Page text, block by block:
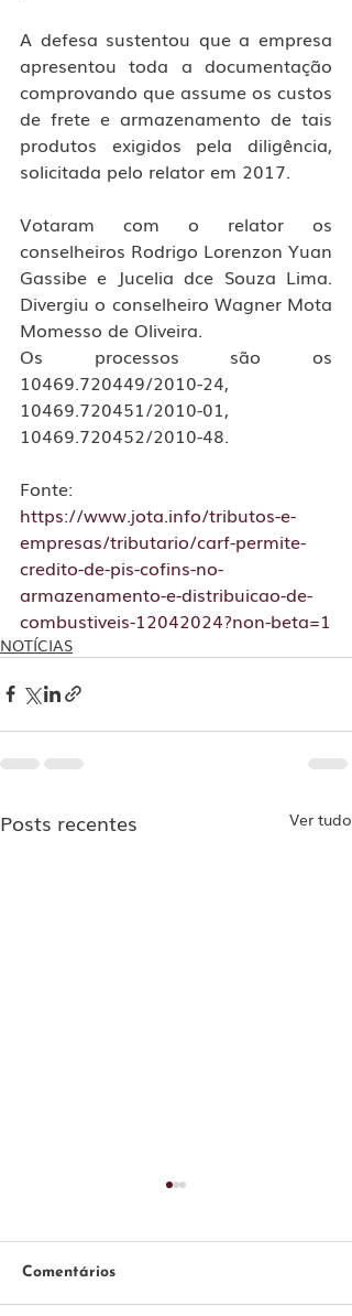
A defesa sustentou que a empresa
apresentou toda a documentação
comprovando que assume os custos
de frete e armazenamento de tais
produtos exigidos pela diligência,
solicitada pelo relator em 2017.
Votaram com o relator os
conselheiros Rodrigo Lorenzon Yuan
Gassibe e Jucelia dce Souza Lima.
Divergiu o conselheiro Wagner Mota
Momesso de Oliveira.
Os processos são os
10469.720449/2010-24,
10469.720451/2010-01,
10469.720452/2010-48.
Fonte:
https://www.jota.info/tributos-e-
empresas/tributario/carf-permite-
credito-de-pis-cofins-no-
armazenamento-e-distribuicao-de-
combustiveis-12042024?non-beta=1
NOTÍCIAS
Posts recentes Ver tudo
Comentários